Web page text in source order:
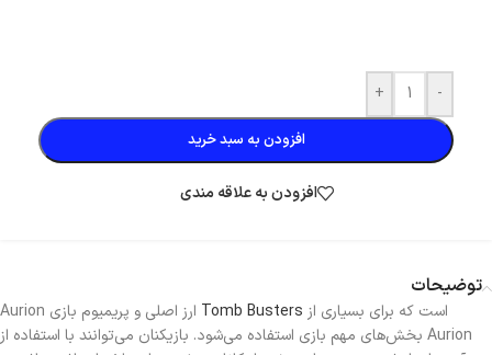
-
+
افزودن به سبد خرید
افزودن به علاقه مندی
توضیحات
Tomb Busters
بخش‌های مهم بازی استفاده می‌شود. بازیکنان می‌توانند با استفاده از Aurion